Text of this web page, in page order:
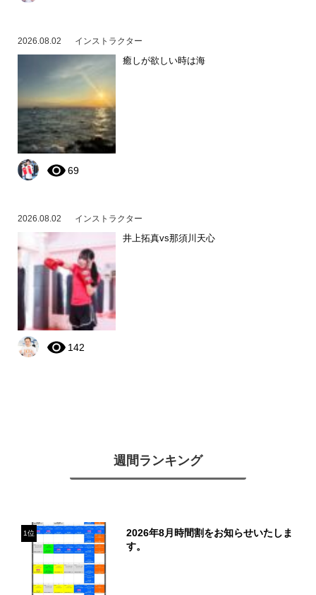
2026.08.02 インストラクター
癒しが欲しい時は海
69
2026.08.02 インストラクター
井上拓真vs那須川天心
142
週間ランキング
1位
2026年8月時間割をお知らせいたしま
す。